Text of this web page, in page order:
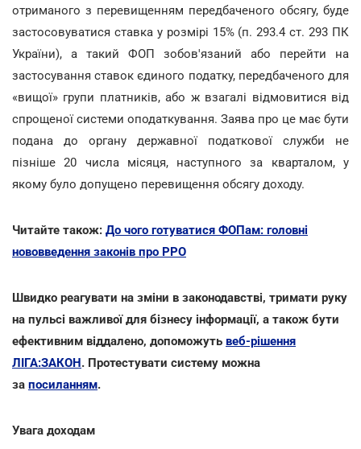
отриманого з перевищенням передбаченого обсягу, буде
застосовуватися ставка у розмірі 15% (п. 293.4 ст. 293 ПК
України), а такий ФОП зобов'язаний або перейти на
застосування ставок єдиного податку, передбаченого для
«вищої» групи платників, або ж взагалі відмовитися від
спрощеної системи оподаткування. Заява про це має бути
подана до органу державної податкової служби не
пізніше 20 числа місяця, наступного за кварталом, у
якому було допущено перевищення обсягу доходу.
Читайте також: До чого готуватися ФОПам: головні
нововведення законів про РРО
Швидко реагувати на зміни в законодавстві, тримати руку
на пульсі важливої для бізнесу інформації, а також бути
ефективним віддалено, допоможуть веб-рішення
ЛІГА:ЗАКОН. Протестувати систему можна
за посиланням.
Увага доходам